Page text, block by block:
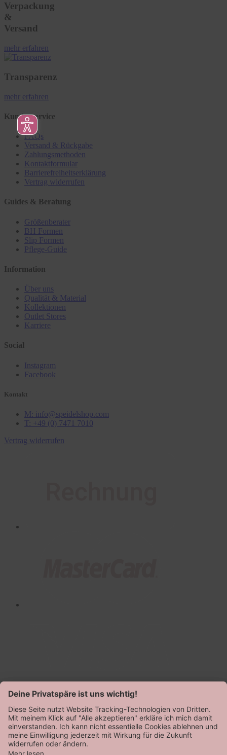
Verpackung
&
Versand
mehr erfahren
Transparenz
mehr erfahren
Kundenservice
FAQs
Versand & Rückgabe
Zahlungsmethoden
Kontaktformular
Barrierefreiheitserklärung
Vertrag widerrufen
Guides & Beratung
Größenberater
BH Formen
Slip Formen
Pflege-Guide
Information
Über uns
Qualität & Material
Kollektionen
Outlet Stores
Karriere
Social
Instagram
Facebook
Kontakt
M: info@speidelshop.com
T: +49 (0) 7471 7010
Vertrag widerrufen